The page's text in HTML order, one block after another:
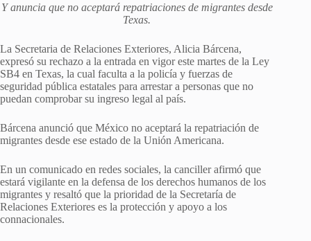
Y anuncia que no aceptará repatriaciones de migrantes desde
Texas.
La Secretaria de Relaciones Exteriores, Alicia Bárcena,
expresó su rechazo a la entrada en vigor este martes de la Ley
SB4 en Texas, la cual faculta a la policía y fuerzas de
seguridad pública estatales para arrestar a personas que no
puedan comprobar su ingreso legal al país.
Bárcena anunció que México no aceptará la repatriación de
migrantes desde ese estado de la Unión Americana.
En un comunicado en redes sociales, la canciller afirmó que
estará vigilante en la defensa de los derechos humanos de los
migrantes y resaltó que la prioridad de la Secretaría de
Relaciones Exteriores es la protección y apoyo a los
connacionales.